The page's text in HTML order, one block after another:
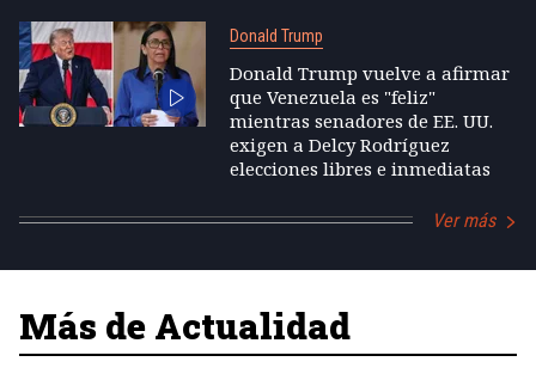
Donald Trump
Donald Trump vuelve a afirmar
que Venezuela es "feliz"
mientras senadores de EE. UU.
exigen a Delcy Rodríguez
elecciones libres e inmediatas
Ver más
Más de Actualidad